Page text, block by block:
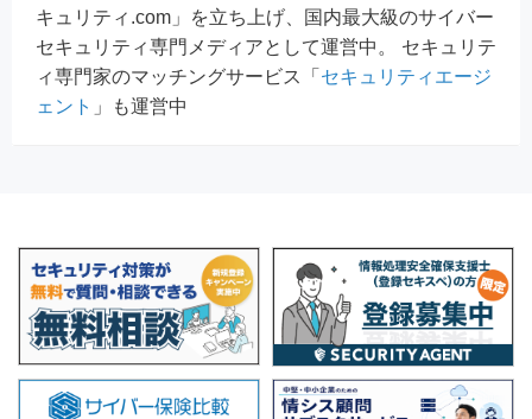
キュリティ.com」を立ち上げ、国内最大級のサイバー
セキュリティ専門メディアとして運営中。 セキュリテ
ィ専門家のマッチングサービス「 セキュリティエージ
ェント 」も運営中